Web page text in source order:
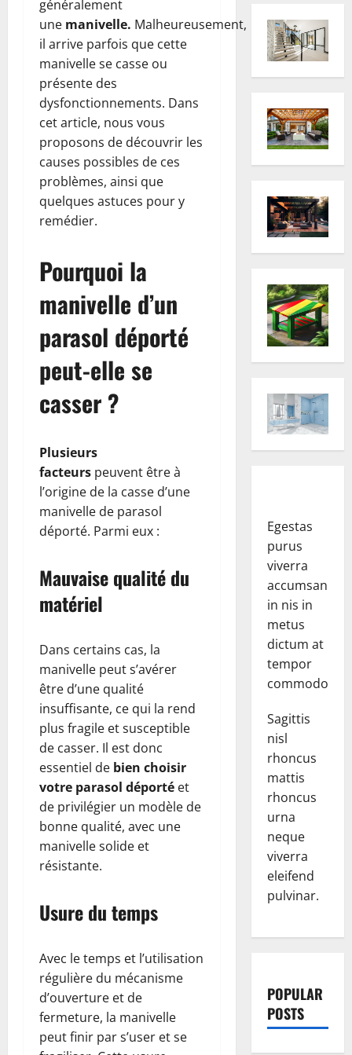
généralement
une manivelle. Malheureusement,
il arrive parfois que cette
manivelle se casse ou
présente des
dysfonctionnements. Dans
cet article, nous vous
proposons de découvrir les
causes possibles de ces
problèmes, ainsi que
quelques astuces pour y
remédier.
Pourquoi la
manivelle d’un
parasol déporté
peut-elle se
casser ?
Plusieurs
facteurs peuvent être à
l’origine de la casse d’une
manivelle de parasol
déporté. Parmi eux :
Mauvaise qualité du
matériel
Dans certains cas, la
manivelle peut s’avérer
être d’une qualité
insuffisante, ce qui la rend
plus fragile et susceptible
de casser. Il est donc
essentiel de bien choisir
votre parasol déporté et
de privilégier un modèle de
bonne qualité, avec une
manivelle solide et
résistante.
Usure du temps
Avec le temps et l’utilisation
régulière du mécanisme
d’ouverture et de
fermeture, la manivelle
peut finir par s’user et se
Egestas
purus
viverra
accumsan
in nis in
metus
dictum at
tempor
commodo.
Sagittis
nisl
rhoncus
mattis
rhoncus
urna
neque
viverra
eleifend
pulvinar.
POPULAR
POSTS